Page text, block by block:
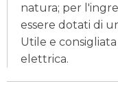
natura; per
essere dotati di
Utile e
elettrica.